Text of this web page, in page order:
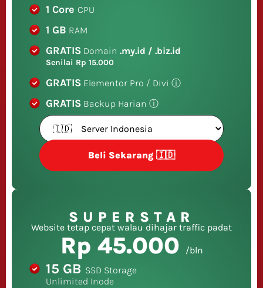
1 Core CPU
1 GB RAM
GRATISDomain .my.id / .biz.id
Senilai Rp 15.000
GRATISElementor Pro / Divi ⓘ
GRATISBackup Harian ⓘ
Beli Sekarang 🇮🇩
SUPERSTAR
Website tetap cepat walau dihajar traffic padat
Rp 45.000 /bln
15 GB SSD Storage
Unlimited Inode